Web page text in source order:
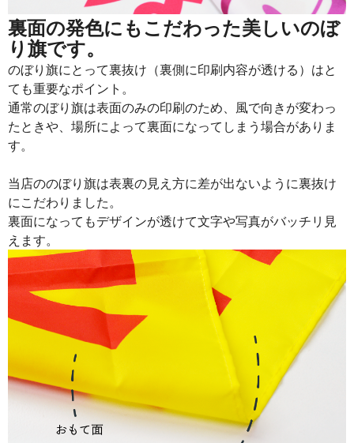
裏面の発色にもこだわった美しいのぼ
り旗です。
のぼり旗にとって裏抜け（裏側に印刷内容が透ける）はと
ても重要なポイント。
通常のぼり旗は表面のみの印刷のため、風で向きが変わっ
たときや、場所によって裏面になってしまう場合がありま
す。
当店ののぼり旗は表裏の見え方に差が出ないように裏抜け
にこだわりました。
裏面になってもデザインが透けて文字や写真がバッチリ見
えます。